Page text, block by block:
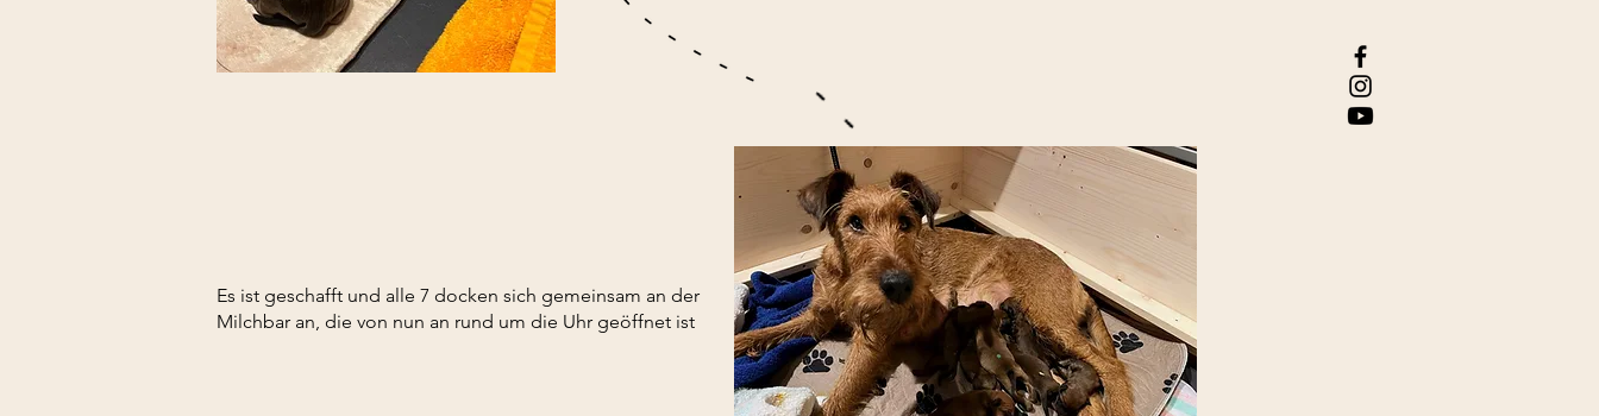
Es ist geschafft und alle 7 docken sich gemeinsam an der
Milchbar an, die von nun an rund um die Uhr geöffnet ist